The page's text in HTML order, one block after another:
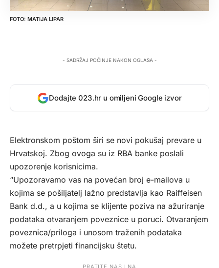
MATIJA LIPAR
- SADRŽAJ POČINJE NAKON OGLASA -
Dodajte 023.hr u omiljeni Google izvor
Elektronskom poštom širi se novi pokušaj prevare u
Hrvatskoj. Zbog ovoga su iz RBA banke poslali
upozorenje korisnicima.
“Upozoravamo vas na povećan broj e-mailova u
kojima se pošiljatelj lažno predstavlja kao Raiffeisen
Bank d.d., a u kojima se klijente poziva na ažuriranje
podataka otvaranjem poveznice u poruci. Otvaranjem
poveznica/priloga i unosom traženih podataka
možete pretrpjeti financijsku štetu.